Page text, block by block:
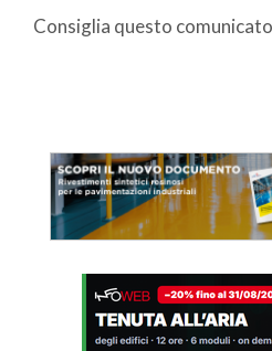
Consiglia questo